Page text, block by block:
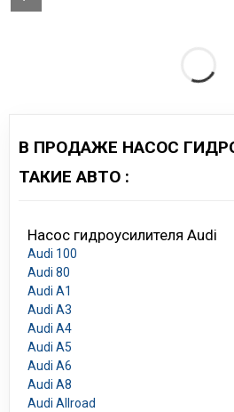
В ПРОДАЖЕ НАСОС
ТАКИЕ АВТО :
Насос гидроусилителя Audi
Audi 100
Audi 80
Audi A1
Audi A3
Audi A4
Audi A5
Audi A6
Audi A8
Audi Allroad